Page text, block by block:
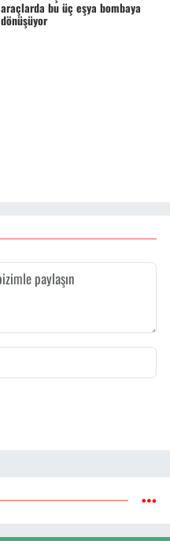
araçlarda bu üç eşya bombaya
dönüşüyor